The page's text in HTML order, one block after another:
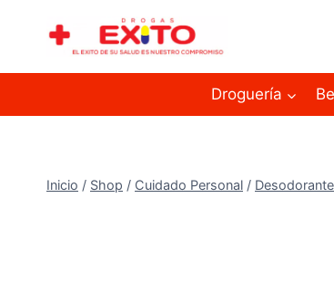
Droguería
Inicio / Shop / Cuidado Personal /